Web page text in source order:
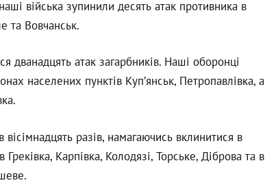
війська зупинили десять атак противника в
та Вовчанськ.
дванадцять атак загарбників. Наші оборонці
населених пунктів Куп’янськ, Петропавлівка, а
разів, намагаючись вклинитися в
Карпівка, Колодязі, Торське, Діброва та в